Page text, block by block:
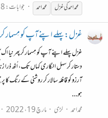
محمداحمدکیغزل محمداحمد جوابات: 18
غزل: پہلے اپنے آپ کو مِسمار کر
غزل پہلے اپنے آپ کو مِسمار کر پھر نیا
دستار کر سہل انگاری کہاں تک، اُٹھ ذرا
آرزو کو قافلہ سالار کر روشنی کے رنگ کا
ہو...
محمداحمد لڑی مارچ 19، 2022